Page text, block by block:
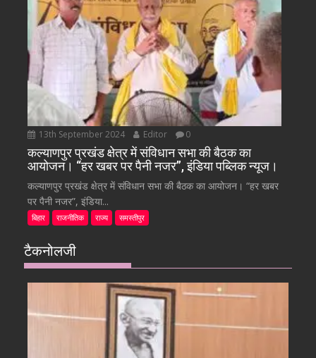
13th September 2024 Editor 0
कल्याणपुर प्रखंड क्षेत्र में संविधान सभा की बैठक का
आयोजन। “हर खबर पर पैनी नजर”, इंडिया पब्लिक न्यूज।
कल्याणपुर प्रखंड क्षेत्र में संविधान सभा की बैठक का आयोजन। “हर खबर
पर पैनी नजर”, इंडिया...
बिहार राजनीतिक राज्य समस्तीपुर
टैकनोलजी